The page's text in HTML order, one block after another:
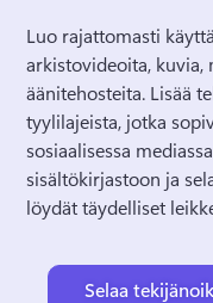
Luo rajattomasti
arkistovideoita, kuvia,
äänitehosteita. Lisää
tyylilajeista, jotka
sosiaalisessa
sisältökirjastoon ja
löydät täydelliset
Selaa